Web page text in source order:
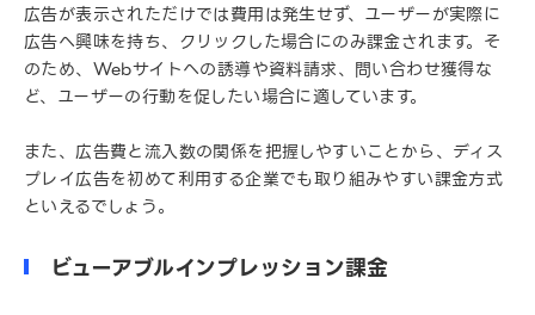
広告が表示されただけでは費用は発生せず、ユーザーが実際に
広告へ興味を持ち、クリックした場合にのみ課金されます。そ
のため、Webサイトへの誘導や資料請求、問い合わせ獲得な
ど、ユーザーの行動を促したい場合に適しています。
また、広告費と流入数の関係を把握しやすいことから、ディス
プレイ広告を初めて利用する企業でも取り組みやすい課金方式
といえるでしょう。
ビューアブルインプレッション課金